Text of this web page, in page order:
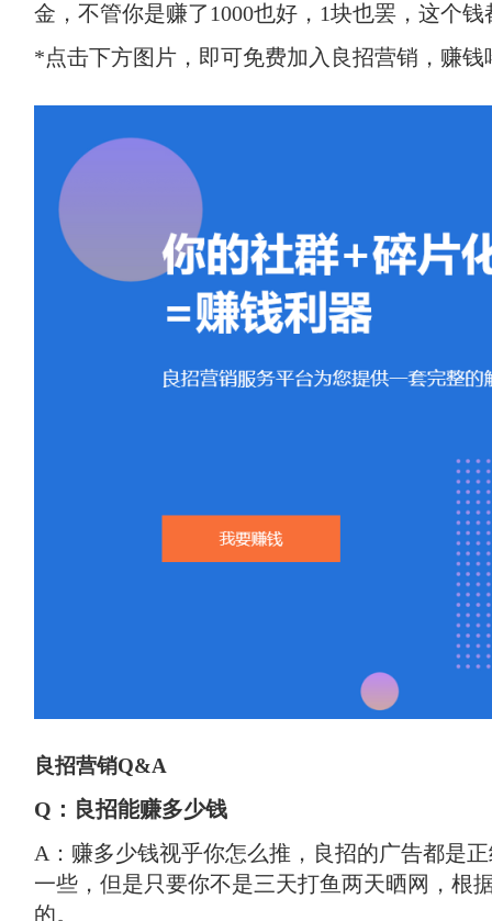
金，不管你是赚了1000也好，1块也罢，这个
*点击下方图片，即可免费加入良招营销，赚钱
良招营销Q&A
Q：良招能赚多少钱
A：赚多少钱视乎你怎么推，良招的广告都是
一些，但是只要你不是三天打鱼两天晒网，根
的。